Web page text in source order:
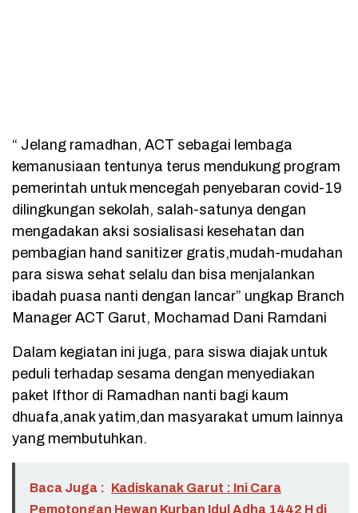
“ Jelang ramadhan, ACT sebagai lembaga
kemanusiaan tentunya terus mendukung program
pemerintah untuk mencegah penyebaran covid-19
dilingkungan sekolah, salah-satunya dengan
mengadakan aksi sosialisasi kesehatan dan
pembagian hand sanitizer gratis,mudah-mudahan
para siswa sehat selalu dan bisa menjalankan
ibadah puasa nanti dengan lancar” ungkap Branch
Manager ACT Garut, Mochamad Dani Ramdani
Dalam kegiatan ini juga, para siswa diajak untuk
peduli terhadap sesama dengan menyediakan
paket Ifthor di Ramadhan nanti bagi kaum
dhuafa,anak yatim,dan masyarakat umum lainnya
yang membutuhkan.
Baca Juga : Kadiskanak Garut : Ini Cara
Pemotongan Hewan Kurban Idul Adha 1442 H di